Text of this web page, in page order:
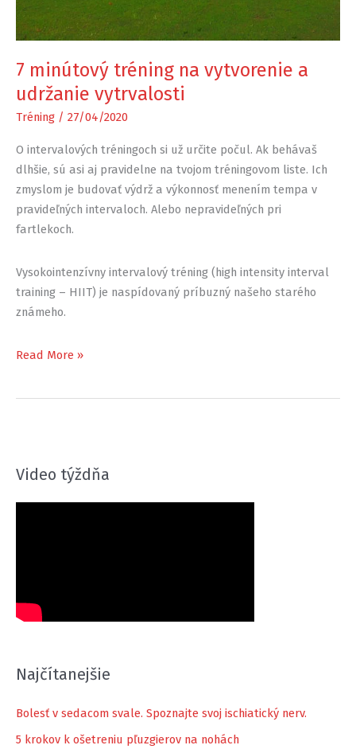
7 minútový tréning na vytvorenie a
udržanie vytrvalosti
Tréning / 27/04/2020
O intervalových tréningoch si už určite počul. Ak behávaš
dlhšie, sú asi aj pravidelne na tvojom tréningovom liste. Ich
zmyslom je budovať výdrž a výkonnosť menením tempa v
pravideľných intervaloch. Alebo nepravideľných pri
fartlekoch.
Vysokointenzívny intervalový tréning (high intensity interval
training – HIIT) je naspídovaný príbuzný našeho starého
známeho.
7
udržanie
Read More »
Video týždňa
Najčítanejšie
Bolesť v sedacom svale. Spoznajte svoj ischiatický nerv.
5 krokov k ošetreniu pľuzgierov na nohách